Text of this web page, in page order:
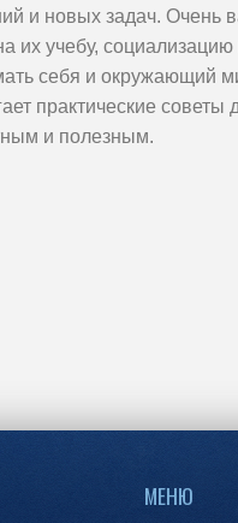
и новых задач. Очень
их учебу,
себя и окружающий
практические советы
и полезным.
МЕНЮ